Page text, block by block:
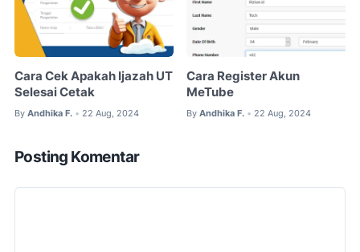
Cara Cek Apakah Ijazah UT
Selesai Cetak
By Andhika F. • 22 Aug, 2024
Cara Register Akun
MeTube
By Andhika F. • 22 Aug, 2024
Posting Komentar